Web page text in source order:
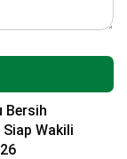
Bersih
Wakili